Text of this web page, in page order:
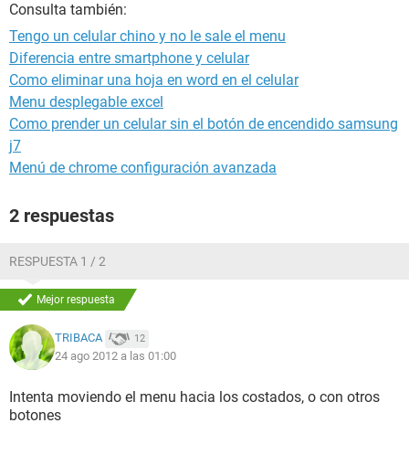
Consulta también:
Tengo un celular chino y no le sale el menu
Diferencia entre smartphone y celular
Como eliminar una hoja en word en el celular
Menu desplegable excel
Como prender un celular sin el botón de encendido samsung
j7
Menú de chrome configuración avanzada
2 respuestas
RESPUESTA 1 / 2
Mejor respuesta
TRIBACA 12
24 ago 2012 a las 01:00
Intenta moviendo el menu hacia los costados, o con otros
botones